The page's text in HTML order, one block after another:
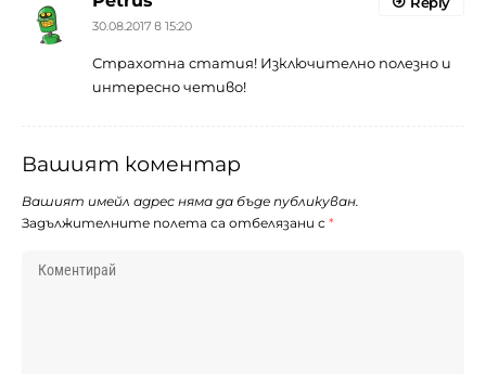
30.08.2017 в 15:20
Страхотна статия! Изключително полезно и
интересно четиво!
Вашият коментар
Вашият имейл адрес няма да бъде публикуван.
Задължителните полета са отбелязани с *